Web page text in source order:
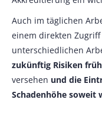
Auch im täglichen
einem direkten
unterschiedlichen
zukünftig Risiken
versehen und die
Schadenhöhe